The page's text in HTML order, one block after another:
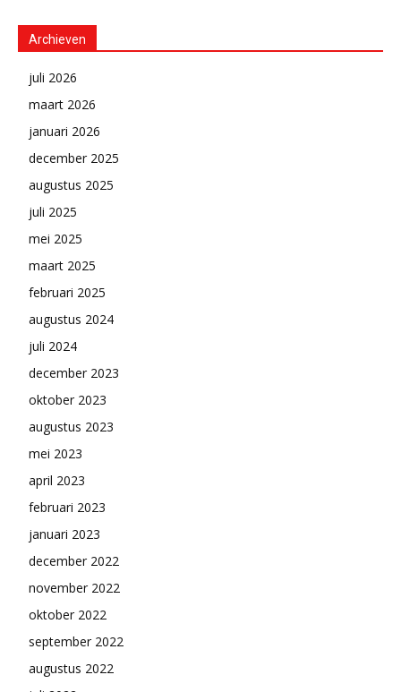
Archieven
juli 2026
maart 2026
januari 2026
december 2025
augustus 2025
juli 2025
mei 2025
maart 2025
februari 2025
augustus 2024
juli 2024
december 2023
oktober 2023
augustus 2023
mei 2023
april 2023
februari 2023
januari 2023
december 2022
november 2022
oktober 2022
september 2022
augustus 2022